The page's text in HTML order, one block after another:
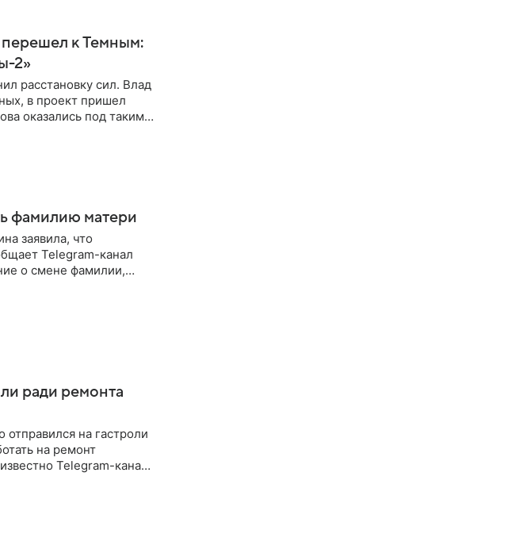
перешел к Темным:
2»
расстановку сил. Влад
в проект пришел
оказались под таким
фамилию матери
заявила, что
Telegram-канал
о смене фамилии,
ради ремонта
на гастроли
на ремонт
Telegram-каналу